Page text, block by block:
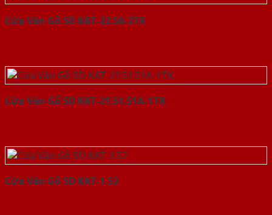
Cửa Vân Gỗ 5D KAT-22.50-2TK
Cửa Vân Gỗ 5D KAT-21.51.51A-1TK
Cửa Vân Gỗ 5D KAT-1.52